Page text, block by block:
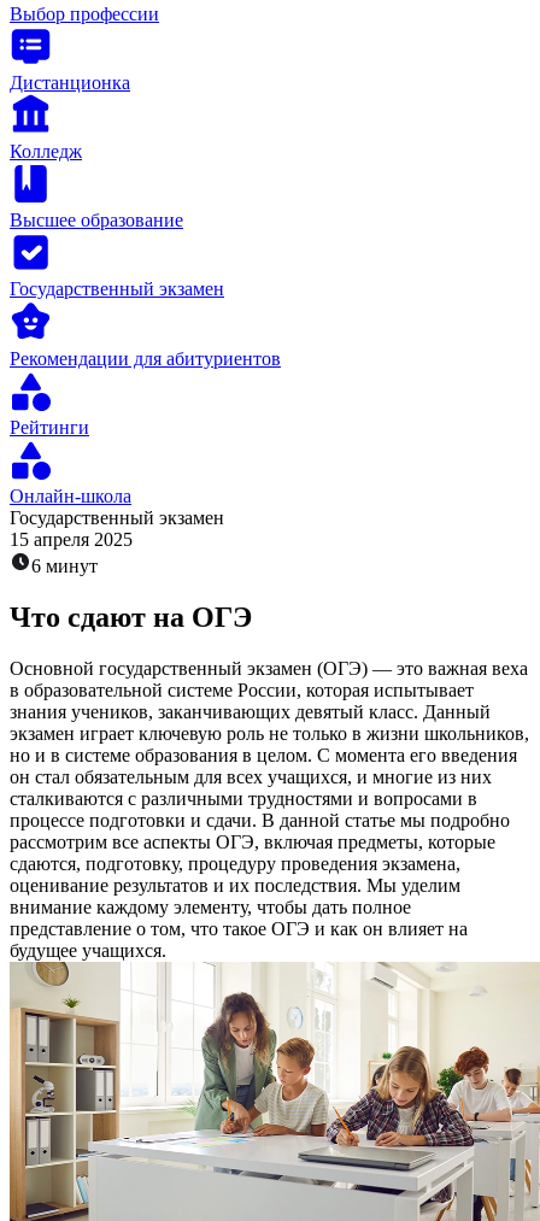
Выбор профессии
Дистанционка
Колледж
Высшее образование
Государственный экзамен
Рекомендации для абитуриентов
Рейтинги
Онлайн-школа
Государственный экзамен
15 апреля 2025
6 минут
Что сдают на ОГЭ
Основной государственный экзамен (ОГЭ) — это важная веха
в образовательной системе России, которая испытывает
знания учеников, заканчивающих девятый класс. Данный
экзамен играет ключевую роль не только в жизни школьников,
но и в системе образования в целом. С момента его введения
он стал обязательным для всех учащихся, и многие из них
сталкиваются с различными трудностями и вопросами в
процессе подготовки и сдачи. В данной статье мы подробно
рассмотрим все аспекты ОГЭ, включая предметы, которые
сдаются, подготовку, процедуру проведения экзамена,
оценивание результатов и их последствия. Мы уделим
внимание каждому элементу, чтобы дать полное
представление о том, что такое ОГЭ и как он влияет на
будущее учащихся.